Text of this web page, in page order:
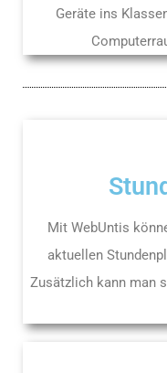
Geräte ins
Mit WebUntis
aktuellen
Zusätzlich kann man